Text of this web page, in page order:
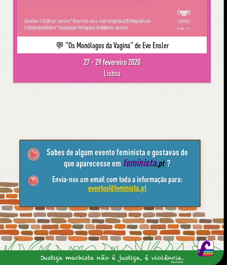
💬 "Os Monólogos da Vagina" de Eve Ensler
27 - 29 fevereiro 2020
Lisboa
Sabes de algum evento feminista e gostavas de
que aparecesse em feminista.pt ?
Envia-nos um email com toda a informação para:
eventos@feminista.pt